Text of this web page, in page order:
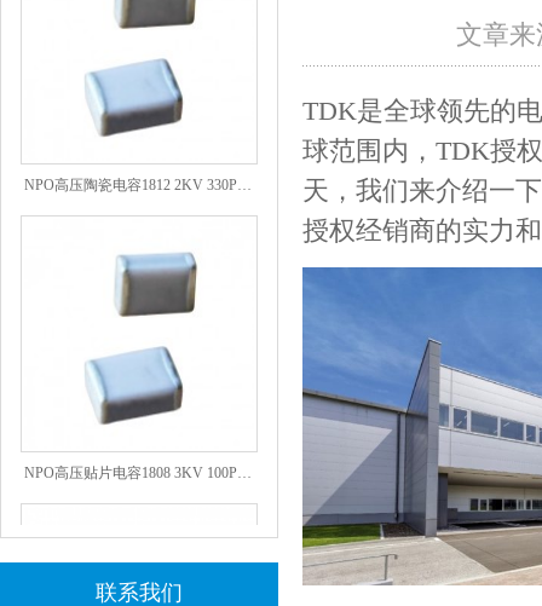
NPO高压陶瓷电容1812 2KV 330PF 5%精度
NPO高压贴片电容1808 3KV 100PF J
联系我们
文章
TDK是全球领先的
球范围内，TDK授
天，我们来介绍一
授权经销商的实力